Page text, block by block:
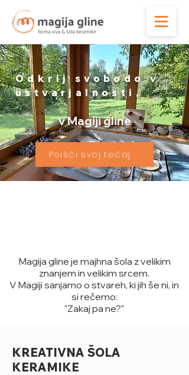
Odkrij svobodo v
ustvarjalnosti,
v Magiji gline
Poišči svoj tečaj
Magija gline je majhna šola z velikim
znanjem in velikim srcem.
V Magiji sanjamo o stvareh, ki jih še ni, in
si rečemo:
"Zakaj pa ne?"
KREATIVNA ŠOLA
KERAMIKE